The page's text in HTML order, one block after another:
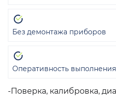
-Поверка, калибровка,
Без демонтажа приборов
Оперативность